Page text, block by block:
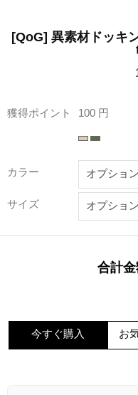
[QoG] 異素材ドッキ
獲得ポイント 100 円
カラー
サイズ
合計
今すぐ購入 お